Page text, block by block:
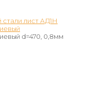
лист АД1Н
d=470, 0,8мм